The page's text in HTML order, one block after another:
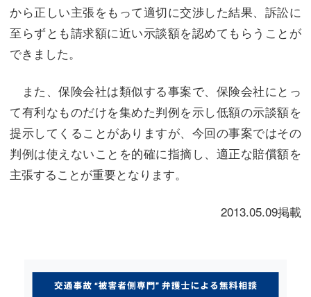
から正しい主張をもって適切に交渉した結果、訴訟に
至らずとも請求額に近い示談額を認めてもらうことが
できました。
また、保険会社は類似する事案で、保険会社にとっ
て有利なものだけを集めた判例を示し低額の示談額を
提示してくることがありますが、今回の事案ではその
判例は使えないことを的確に指摘し、適正な賠償額を
主張することが重要となります。
2013.05.09掲載